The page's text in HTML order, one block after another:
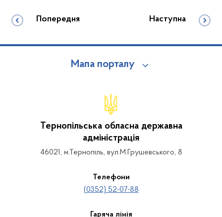
Попередня Наступна
Мапа порталу
Тернопільська обласна державна
адміністрація
46021, м.Тернопіль, вул.М.Грушевського, 8
Телефони
(0352) 52-07-88
Гаряча лінія